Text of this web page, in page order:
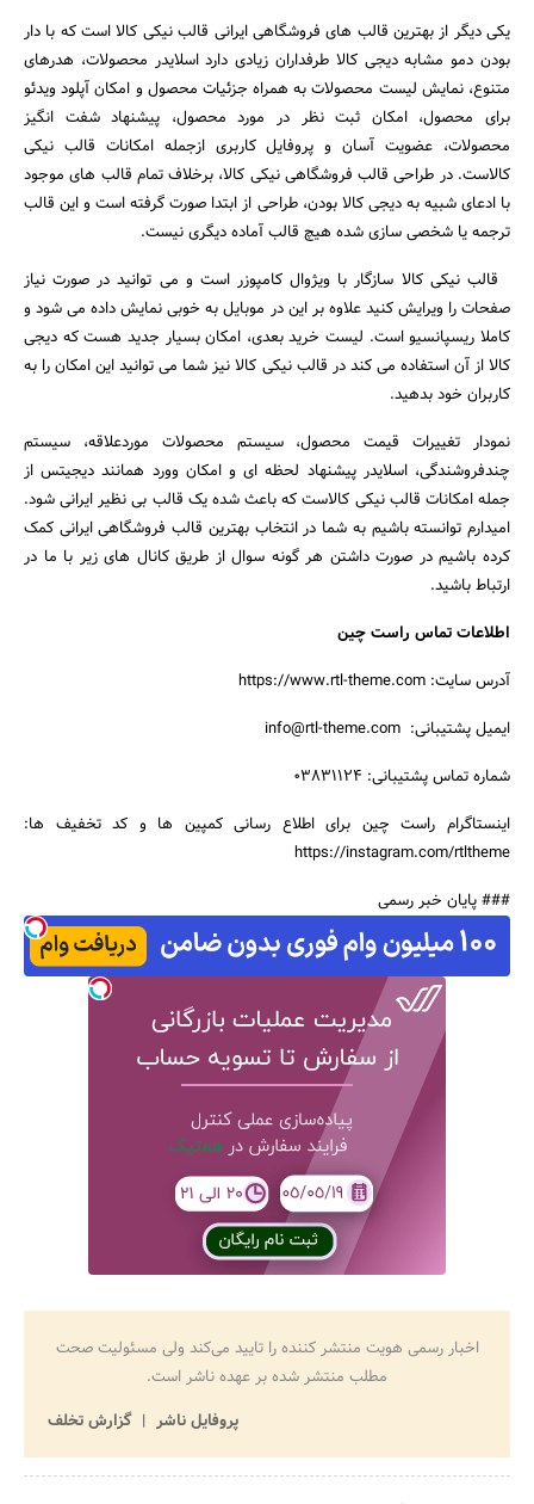
یکی دیگر از بهترین قالب های فروشگاهی ایرانی قالب نیکی کالا است که با دار
بودن دمو مشابه دیجی کالا طرفداران زیادی دارد اسلایدر محصولات، هدرهای
متنوع، نمایش لیست محصولات به همراه جزئیات محصول و امکان آپلود ویدئو
برای محصول، امکان ثبت نظر در مورد محصول، پیشنهاد شفت انگیز
محصولات، عضویت آسان و پروفایل کاربری ازجمله امکانات قالب نیکی
کالاست. در طراحی قالب فروشگاهی نیکی کالا، برخلاف تمام قالب های موجود
با ادعای شبیه به دیجی کالا بودن، طراحی از ابتدا صورت گرفته است و این قالب
ترجمه یا شخصی سازی شده هیچ قالب آماده دیگری نیست.
قالب نیکی کالا سازگار با ویژوال کامپوزر است و می توانید در صورت نیاز
صفحات را ویرایش کنید علاوه بر این در موبایل به خوبی نمایش داده می شود و
کاملا ریسپانسیو است. لیست خرید بعدی، امکان بسیار جدید هست که دیجی
کالا از آن استفاده می کند در قالب نیکی کالا نیز شما می توانید این امکان را به
کاربران خود بدهید.
نمودار تغییرات قیمت محصول، سیستم محصولات موردعلاقه، سیستم
چندفروشندگی، اسلایدر پیشنهاد لحظه ای و امکان وورد همانند دیجیتس از
جمله امکانات قالب نیکی کالاست که باعث شده یک قالب بی نظیر ایرانی شود.
امیدارم توانسته باشیم به شما در انتخاب بهترین قالب فروشگاهی ایرانی کمک
کرده باشیم در صورت داشتن هر گونه سوال از طریق کانال های زیر با ما در
ارتباط باشید.
اطلاعات تماس راست چین
آدرس سایت: https://www.rtl-theme.com
ایمیل پشتیبانی: info@rtl-theme.com
شماره تماس پشتیبانی: ۰۳۸۳۱۱۲۴
اینستاگرام راست چین برای اطلاع رسانی کمپین ها و کد تخفیف ها:
https://instagram.com/rtltheme
### پایان خبر رسمی
اخبار رسمی هویت منتشر کننده را تایید می‌کند ولی مسئولیت صحت
مطلب منتشر شده بر عهده ناشر است.
پروفایل ناشر
گزارش تخلف